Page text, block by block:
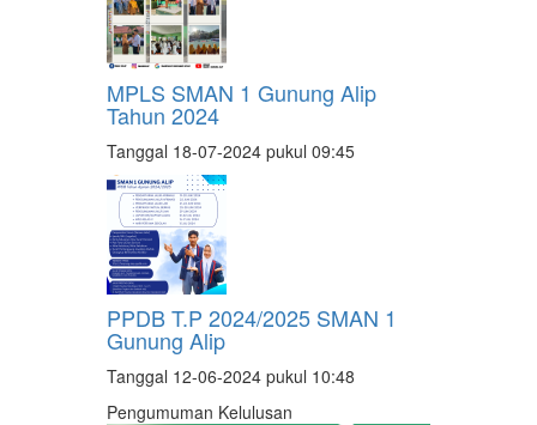
MPLS SMAN 1 Gunung Alip
Tahun 2024
Tanggal 18-07-2024 pukul 09:45
PPDB T.P 2024/2025 SMAN 1
Gunung Alip
Tanggal 12-06-2024 pukul 10:48
Pengumuman Kelulusan